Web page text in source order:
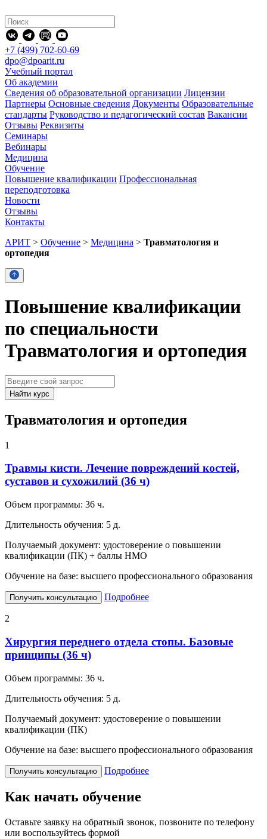
+7 (499) 702-60-69
dpo@dpoarit.ru
Учебный портал
Об академии
Сведения об образовательной организации Лицензии
Партнеры Основные сведения Документы Образовательные
стандарты Руководство и педагогический состав Вакансии
Отзывы Реквизиты
Семинары
Вебинары
Медицина
Обучение
Повышение квалификации Профессиональная
переподготовка
Новости
Отзывы
Контакты
АРИТ > Обучение > Медицина > Травматология и
ортопедия
Повышение квалификации
по специальности
Травматология и ортопедия
Найти курс
Травматология и ортопедия
1
Травмы кисти. Лечение повреждений костей,
суставов и сухожилий (36 ч)
Объем программы: 36 ч.
Длительность обучения: 5 д.
Получаемый документ: удостоверение о повышении
квалификации (ПК) + баллы НМО
Обучение на базе: высшего профессионального образования
Получить консультацию Подробнее
2
Хирургия переднего отдела стопы. Базовые
принципы (36 ч)
Объем программы: 36 ч.
Длительность обучения: 5 д.
Получаемый документ: удостоверение о повышении
квалификации (ПК)
Обучение на базе: высшего профессионального образования
Получить консультацию Подробнее
Как начать обучение
Оставьте заявку на обратный звонок, позвоните по телефону
или воспользуйтесь формой